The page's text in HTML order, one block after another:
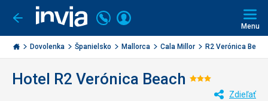
Ísť
späť
Invia.sk
Volajte
+421
2
3221
Prihlásiť
Menu
Dovolenka Španielsko Mallorca Cala Millor R2 Verónica Beach
Hotel R2 Verónica Beach
Zdieľať